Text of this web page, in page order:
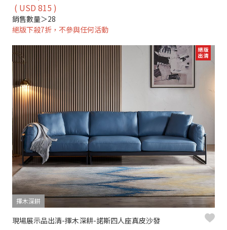
( USD 815 )
銷售數量＞28
絕版下殺7折，不參與任何活動
擇木深耕
現場展示品出清-擇木深耕-諾斯四人座真皮沙發